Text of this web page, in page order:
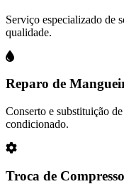
Serviço especializado de
qualidade.
Reparo de
Conserto e substituição
condicionado.
Troca de